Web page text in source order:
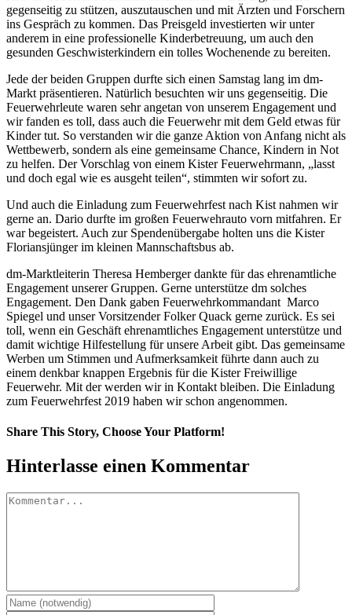
gegenseitig zu stützen, auszutauschen und mit Ärzten und Forschern
ins Gespräch zu kommen. Das Preisgeld investierten wir unter
anderem in eine professionelle Kinderbetreuung, um auch den
gesunden Geschwisterkindern ein tolles Wochenende zu bereiten.
Jede der beiden Gruppen durfte sich einen Samstag lang im dm-
Markt präsentieren. Natürlich besuchten wir uns gegenseitig. Die
Feuerwehrleute waren sehr angetan von unserem Engagement und
wir fanden es toll, dass auch die Feuerwehr mit dem Geld etwas für
Kinder tut. So verstanden wir die ganze Aktion von Anfang nicht als
Wettbewerb, sondern als eine gemeinsame Chance, Kindern in Not
zu helfen. Der Vorschlag von einem Kister Feuerwehrmann, „lasst
und doch egal wie es ausgeht teilen“, stimmten wir sofort zu.
Und auch die Einladung zum Feuerwehrfest nach Kist nahmen wir
gerne an. Dario durfte im großen Feuerwehrauto vorn mitfahren. Er
war begeistert. Auch zur Spendenübergabe holten uns die Kister
Floriansjünger im kleinen Mannschaftsbus ab.
dm-Marktleiterin Theresa Hemberger dankte für das ehrenamtliche
Engagement unserer Gruppen. Gerne unterstütze dm solches
Engagement. Den Dank gaben Feuerwehrkommandant Marco
Spiegel und unser Vorsitzender Folker Quack gerne zurück. Es sei
toll, wenn ein Geschäft ehrenamtliches Engagement unterstütze und
damit wichtige Hilfestellung für unsere Arbeit gibt. Das gemeinsame
Werben um Stimmen und Aufmerksamkeit führte dann auch zu
einem denkbar knappen Ergebnis für die Kister Freiwillige
Feuerwehr. Mit der werden wir in Kontakt bleiben. Die Einladung
zum Feuerwehrfest 2019 haben wir schon angenommen.
Share This Story, Choose Your Platform!
Facebook
Twitter
Pinterest
Vk
E-
Mail
Hinterlasse einen Kommentar
Kommentar